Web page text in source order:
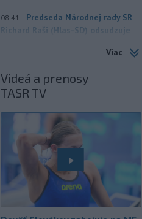
08:41 - Predseda Národnej rady SR
Richard Raši (Hlas-SD) odsudzuje
ktorý sa stal v Nitre. Verí, že polícia
ponesú následky.
piatok klesnú. Výstrahy prvého
stupňa platia
len pre južné okresy.
Informuje o tom Slovenský
hydrometeorologický ústav (SHMÚ) na
svojom webe. V Košickom kraji varuje
pred silným vetrom.
- Japonsko nariadilo evakuáciu
Viac
Videá a prenosy
TASR TV